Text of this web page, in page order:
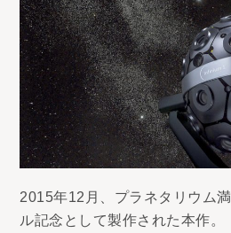
2015年12月、プラネタリウム
ル記念として製作された本作。